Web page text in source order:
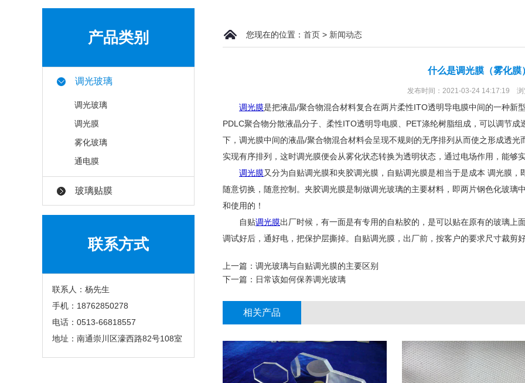
产品类别
调光玻璃
调光玻璃
调光膜
雾化玻璃
通电膜
玻璃贴膜
联系方式
联系人：杨先生
手机：18762850278
电话：0513-66818557
地址：南通崇川区濠西路82号108室
您现在的位置： 首页 > 新闻动态
什么是调光膜（雾化膜
发布时间：2021-03-24 14:17:19 浏
调光膜是把液晶/聚合物混合材料复合在两片柔性ITO透明导电膜中间的一种新
PDLC聚合物分散液晶分子、柔性ITO透明导电膜、PET涤纶树脂组成，可以调节
下，调光膜中间的液晶/聚合物混合材料会呈现不规则的无序排列从而使之形成透
实现有序排列，这时调光膜便会从雾化状态转换为透明状态，通过电场作用，能
调光膜又分为自贴调光膜和夹胶调光膜，自贴调光膜是相当于是成本 调光膜
随意切换，随意控制。夹胶调光膜是制做调光玻璃的主要材料，即两片钢色化玻
和使用的！
自贴调光膜出厂时候，有一面是有专用的自粘胶的，是可以贴在原有的玻璃
调试好后，通好电，把保护层撕掉。自贴调光膜，出厂前，按客户的要求尺寸裁剪
上一篇： 调光玻璃与自贴调光膜的主要区别
下一篇： 日常该如何保养调光玻璃
相关产品